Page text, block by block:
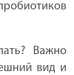
Важно
вид и